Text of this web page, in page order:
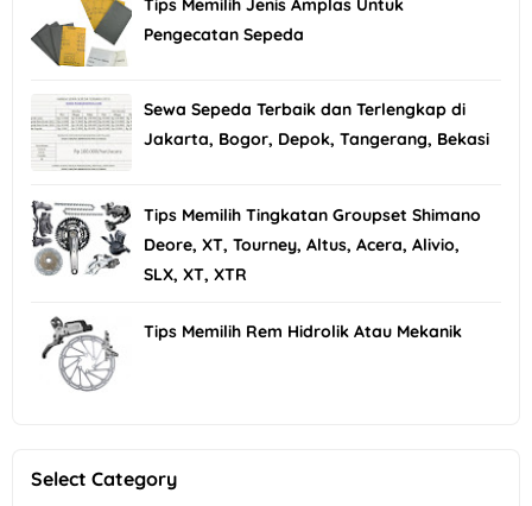
Tips Memilih Jenis Amplas Untuk
Pengecatan Sepeda
Sewa Sepeda Terbaik dan Terlengkap di
Jakarta, Bogor, Depok, Tangerang, Bekasi
Tips Memilih Tingkatan Groupset Shimano
Deore, XT, Tourney, Altus, Acera, Alivio,
SLX, XT, XTR
Tips Memilih Rem Hidrolik Atau Mekanik
Select Category